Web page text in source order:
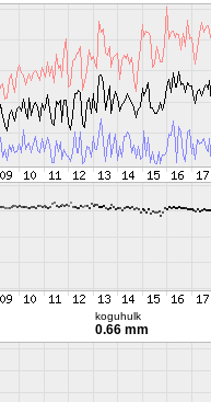
koguhulk
0.66 mm